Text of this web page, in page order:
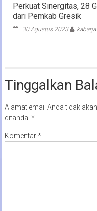
Perkuat Sinergitas, 28
dari Pemkab Gresik
30 Agustus 2023
Tinggalkan
Alamat email Anda tidak
ditandai *
Komentar*